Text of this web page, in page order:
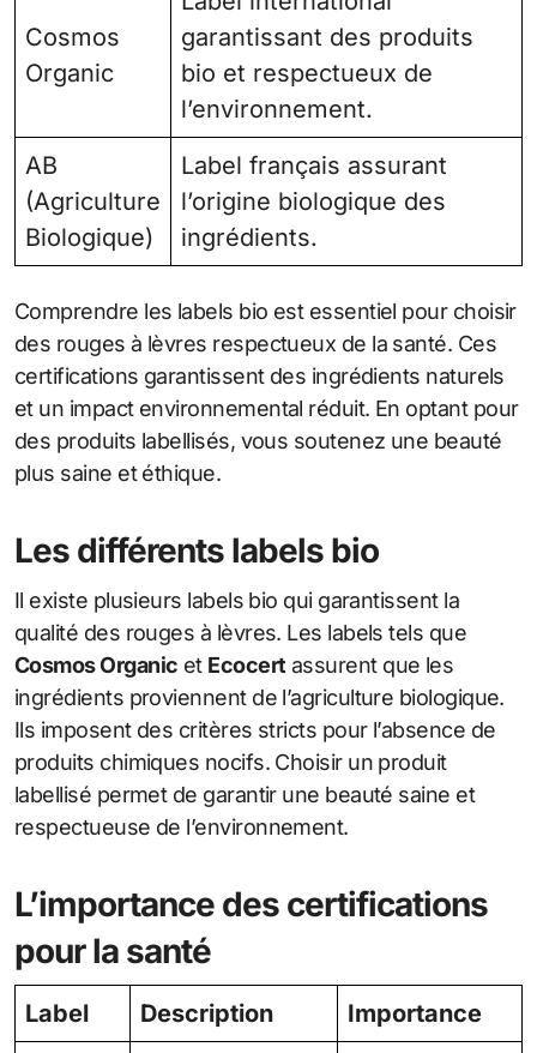
Cosmos
Organic
garantissant des produits
bio et respectueux de
l’environnement.
AB
(Agriculture
Biologique)
Label français assurant
l’origine biologique des
ingrédients.
Comprendre les labels bio est essentiel pour choisir
des rouges à lèvres respectueux de la santé. Ces
certifications garantissent des ingrédients naturels
et un impact environnemental réduit. En optant pour
des produits labellisés, vous soutenez une beauté
plus saine et éthique.
Les différents labels bio
Il existe plusieurs labels bio qui garantissent la
qualité des rouges à lèvres. Les labels tels que
Cosmos Organic et Ecocert assurent que les
ingrédients proviennent de l’agriculture biologique.
Ils imposent des critères stricts pour l’absence de
produits chimiques nocifs. Choisir un produit
labellisé permet de garantir une beauté saine et
respectueuse de l’environnement.
L’importance des certifications
pour la santé
Label Description Importance